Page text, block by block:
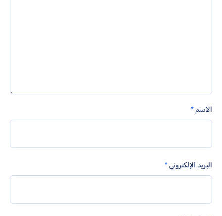
الاسم *
البريد الإلكتروني*